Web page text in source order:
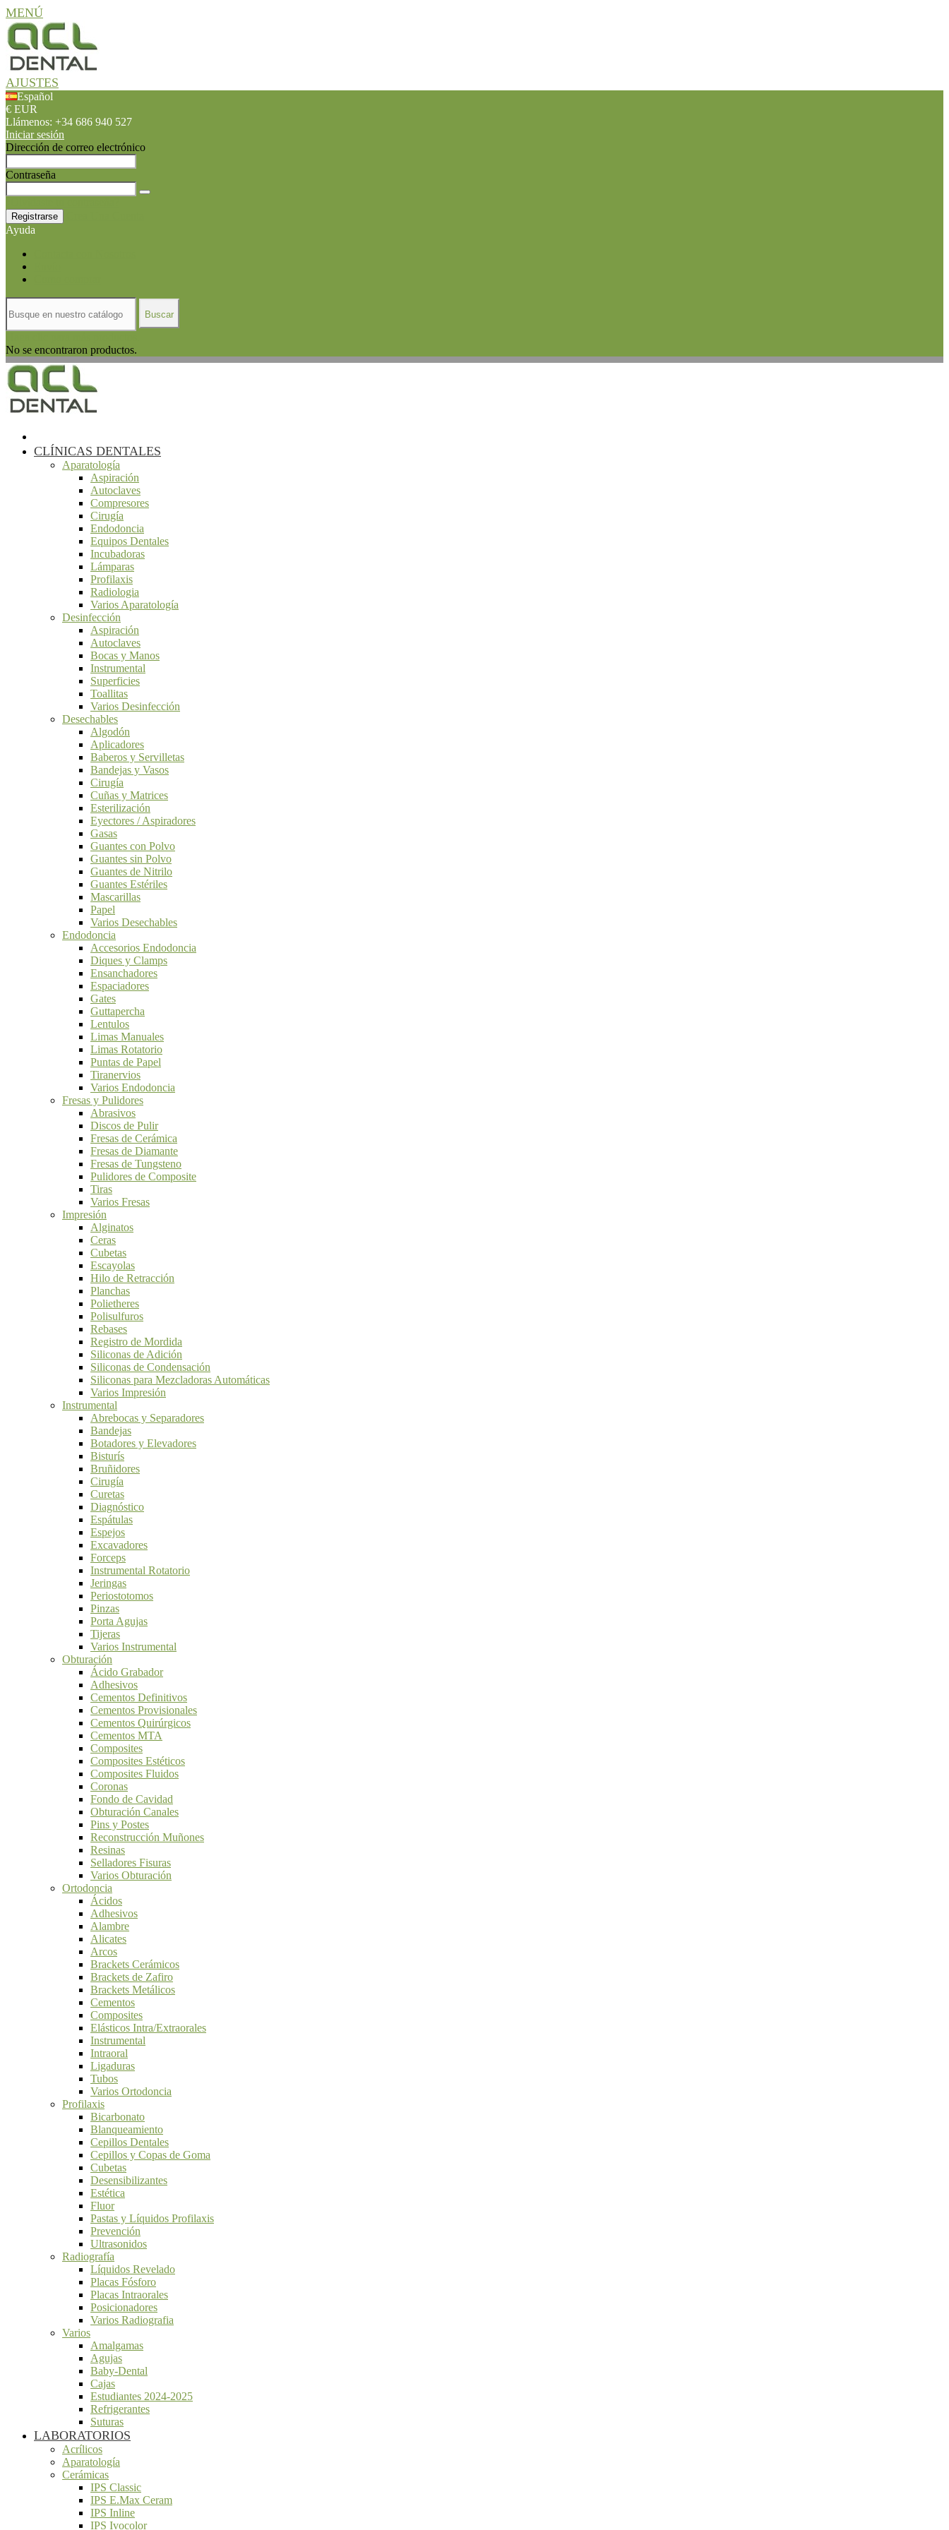
MENÚ
AJUSTES
Español
€ EUR
Llámenos: +34 686 940 527
Iniciar sesión
Dirección de correo electrónico
Contraseña
Registrarse
Ayuda
Buscar
No se encontraron productos.
CLÍNICAS DENTALES
Aparatología
Aspiración
Autoclaves
Compresores
Cirugía
Endodoncia
Equipos Dentales
Incubadoras
Lámparas
Profilaxis
Radiologia
Varios Aparatología
Desinfección
Aspiración
Autoclaves
Bocas y Manos
Instrumental
Superficies
Toallitas
Varios Desinfección
Desechables
Algodón
Aplicadores
Baberos y Servilletas
Bandejas y Vasos
Cirugía
Cuñas y Matrices
Esterilización
Eyectores / Aspiradores
Gasas
Guantes con Polvo
Guantes sin Polvo
Guantes de Nitrilo
Guantes Estériles
Mascarillas
Papel
Varios Desechables
Endodoncia
Accesorios Endodoncia
Diques y Clamps
Ensanchadores
Espaciadores
Gates
Guttapercha
Lentulos
Limas Manuales
Limas Rotatorio
Puntas de Papel
Tiranervios
Varios Endodoncia
Fresas y Pulidores
Abrasivos
Discos de Pulir
Fresas de Cerámica
Fresas de Diamante
Fresas de Tungsteno
Pulidores de Composite
Tiras
Varios Fresas
Impresión
Alginatos
Ceras
Cubetas
Escayolas
Hilo de Retracción
Planchas
Polietheres
Polisulfuros
Rebases
Registro de Mordida
Siliconas de Adición
Siliconas de Condensación
Siliconas para Mezcladoras Automáticas
Varios Impresión
Instrumental
Abrebocas y Separadores
Bandejas
Botadores y Elevadores
Bisturís
Bruñidores
Cirugía
Curetas
Diagnóstico
Espátulas
Espejos
Excavadores
Forceps
Instrumental Rotatorio
Jeringas
Periostotomos
Pinzas
Porta Agujas
Tijeras
Varios Instrumental
Obturación
Ácido Grabador
Adhesivos
Cementos Definitivos
Cementos Provisionales
Cementos Quirúrgicos
Cementos MTA
Composites
Composites Estéticos
Composites Fluidos
Coronas
Fondo de Cavidad
Obturación Canales
Pins y Postes
Reconstrucción Muñones
Resinas
Selladores Fisuras
Varios Obturación
Ortodoncia
Ácidos
Adhesivos
Alambre
Alicates
Arcos
Brackets Cerámicos
Brackets de Zafiro
Brackets Metálicos
Cementos
Composites
Elásticos Intra/Extraorales
Instrumental
Intraoral
Ligaduras
Tubos
Varios Ortodoncia
Profilaxis
Bicarbonato
Blanqueamiento
Cepillos Dentales
Cepillos y Copas de Goma
Cubetas
Desensibilizantes
Estética
Fluor
Pastas y Líquidos Profilaxis
Prevención
Ultrasonidos
Radiografía
Líquidos Revelado
Placas Fósforo
Placas Intraorales
Posicionadores
Varios Radiografia
Varios
Amalgamas
Agujas
Baby-Dental
Cajas
Estudiantes 2024-2025
Refrigerantes
Suturas
LABORATORIOS
Acrílicos
Aparatología
Cerámicas
IPS Classic
IPS E.Max Ceram
IPS Inline
IPS Ivocolor